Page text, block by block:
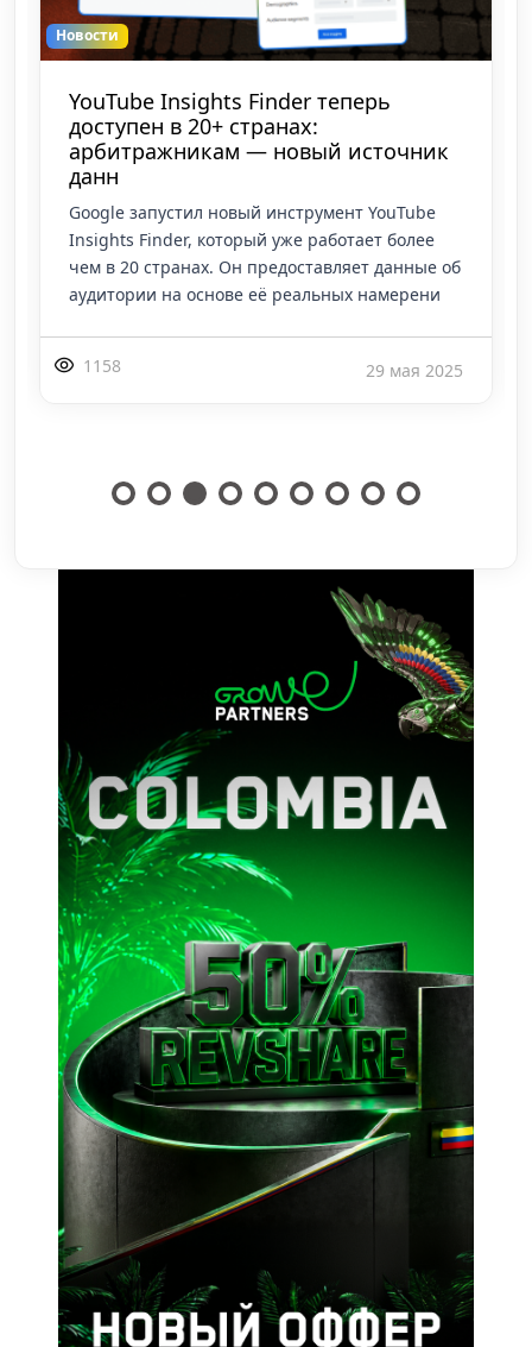
Новости
YouTube Insights Finder теперь
доступен в 20+ странах:
арбитражникам — новый источник
данн
Google запустил новый инструмент YouTube
Insights Finder, который уже работает более
чем в 20 странах. Он предоставляет данные об
аудитории на основе её реальных намерени
1158 29 мая 2025